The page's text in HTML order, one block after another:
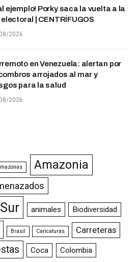
ejemplo! Porky saca la vuelta a la
electoral | CENTRÍFUGOS
2026
en Venezuela: alertan por
arrojados al mar y
para la salud
2026
Amazonia
animales Biodiversidad
Brasil Caricaturas Carreteras
Coca Colombia